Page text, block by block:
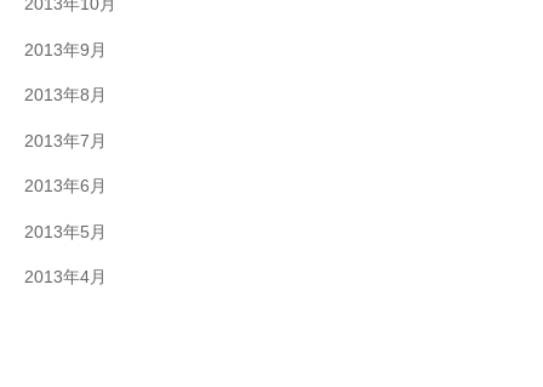
2013年10月
2013年9月
2013年8月
2013年7月
2013年6月
2013年5月
2013年4月